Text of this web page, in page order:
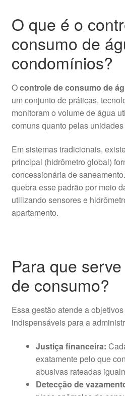
O que é o
consumo de
condomínios?
Ocontrole de consumo de
um conjunto de práticas,
monitoram o volume de água
comuns quanto pelas
Em sistemas tradicionais,
principal (hidrômetro global)
concessionária de
quebra esse padrão por meio
utilizando sensores e
apartamento.
Para que
de consumo?
Essa gestão atende a
indispensáveis para a
Justiça financeira:
exatamente pelo que
abusivas rateadas
Detecção de